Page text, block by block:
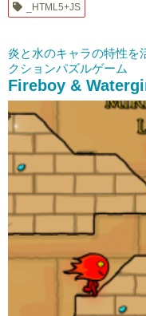
_HTML5+JS
炎と水のキャラの特性を
クションパズルゲーム
Fireboy &